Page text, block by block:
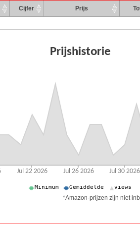
Cijfer Prijs
*Amazon-prijzen zijn niet